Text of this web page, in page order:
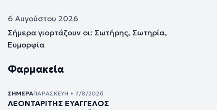
6 Αυγούστου 2026
Σήμερα γιορτάζουν οι: Σωτήρης, Σωτηρία,
Ευμορφία
Φαρμακεία
ΣΉΜΕΡΑΠΑΡΑΣΚΕΥΉ • 7/8/2026
ΛΕΟΝΤΑΡΙΤΗΣ ΕΥΑΓΓΕΛΟΣ